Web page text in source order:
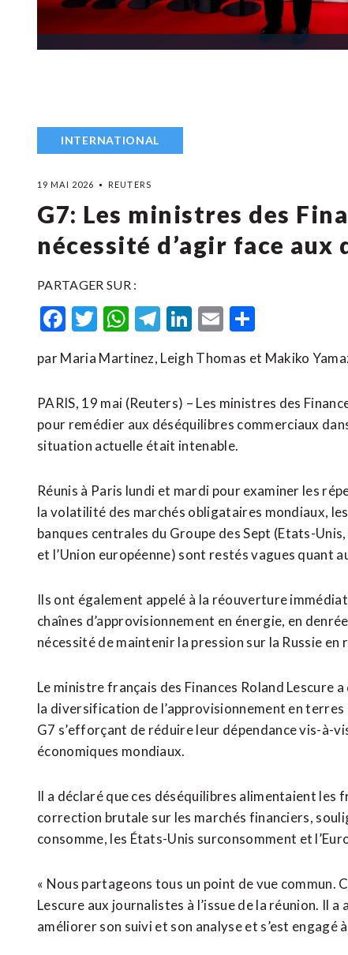
INTERNATIONAL
19 MAI 2026 REUTERS
G7: Les ministres des
nécessité d’agir face
PARTAGER SUR :
Facebook
Twitter
WhatsApp
Telegram
LinkedIn
Email
par Maria Martinez, Leigh Thomas et Makiko
PARIS, 19 mai (Reuters) – Les ministres des
pour remédier aux déséquilibres commerciaux
situation actuelle était intenable.
Réunis à Paris lundi et mardi pour examiner les
la volatilité des marchés obligataires mondiaux,
banques centrales du Groupe des ​Sept (Etats-
et l’Union européenne) sont restés vagues quant
Ils ‌ont également appelé à ‌la réouverture
chaînes d’approvisionnement en énergie, en
nécessité de maintenir la pression sur la Russie en
Le ministre français des Finances Roland Lescure
la diversification de l’approvisionnement en
G7 s’efforçant de réduire leur dépendance vis-à-
économiques mondiaux.
Il a déclaré que ces déséquilibres alimentaient
correction brutale ⁠sur les marchés financiers,
consomme, les États-Unis surconsomment et
« Nous partageons tous ⁠un point de vue commun.
Lescure aux journalistes à l’issue de la réunion. Il
améliorer son suivi et son analyse et s’est engagé